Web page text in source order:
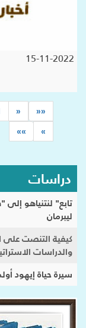
15-11-2022
««
«
»
»»
دراسات
تابع" لنتنياهو إلى
ليبرمان
كيفية التنصت على
والدراسات
سيرة حياة إيهود